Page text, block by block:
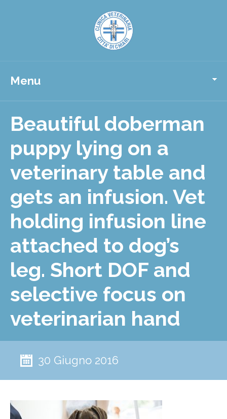
Menu
Beautiful doberman
puppy lying on a
veterinary table and
gets an infusion. Vet
holding infusion line
attached to dog’s
leg. Short DOF and
selective focus on
veterinarian hand
30 Giugno 2016